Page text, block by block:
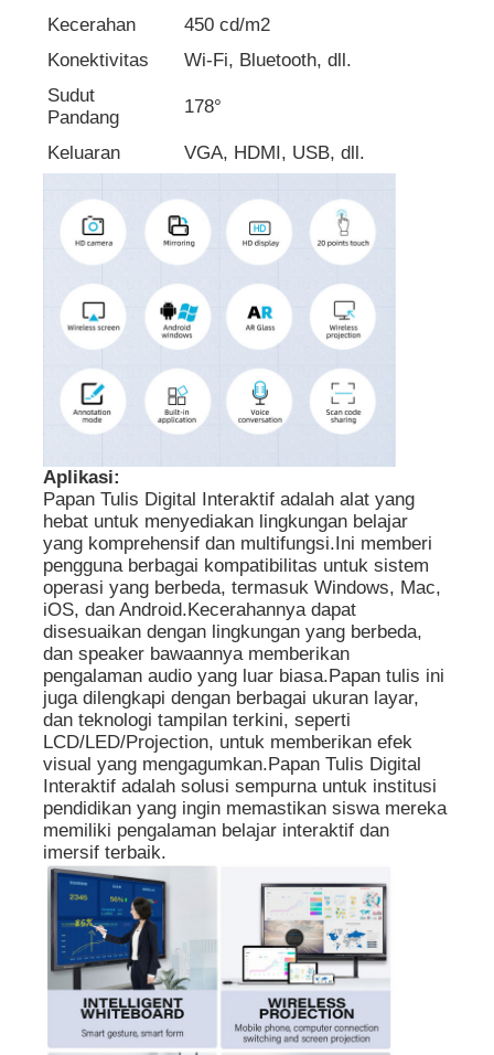
Papan Tulis Nano Cerdas
Tampilan Interaktif Ruang Rapat
Papan Cerdas Interaktif Digital
Tanda Digital Vertikal
Kios Interaktif Floor Standing
panel datar interaktif
Kios Layar Sentuh Horizontal
Papan tulis Interaktif IR
Papan Tulis Cerdas
Panel Datar Interaktif Konferensi
Kecerahan
450 cd/m2
Konektivitas
Wi-Fi, Bluetooth, dll.
Sudut
Pandang
178°
Keluaran VGA, HDMI, USB, dll.
Aplikasi:
Papan Tulis Digital Interaktif adalah alat yang
hebat untuk menyediakan lingkungan belajar
yang komprehensif dan multifungsi.Ini memberi
pengguna berbagai kompatibilitas untuk sistem
operasi yang berbeda, termasuk Windows, Mac,
iOS, dan Android.Kecerahannya dapat
disesuaikan dengan lingkungan yang berbeda,
dan speaker bawaannya memberikan
pengalaman audio yang luar biasa.Papan tulis ini
juga dilengkapi dengan berbagai ukuran layar,
dan teknologi tampilan terkini, seperti
LCD/LED/Projection, untuk memberikan efek
visual yang mengagumkan.Papan Tulis Digital
Interaktif adalah solusi sempurna untuk institusi
pendidikan yang ingin memastikan siswa mereka
memiliki pengalaman belajar interaktif dan
imersif terbaik.